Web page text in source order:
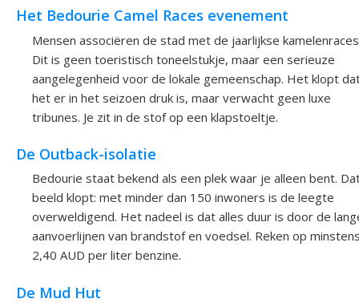
Het Bedourie Camel Races evenement
Mensen associëren de stad met de jaarlijkse
Dit is geen toeristisch toneelstukje, maar een serieuze
aangelegenheid voor de lokale gemeenschap. Het klopt
het er in het seizoen druk is, maar verwacht geen luxe
tribunes. Je zit in de stof op een klapstoeltje.
De Outback-isolatie
Bedourie staat bekend als een plek waar je alleen bent.
beeld klopt: met minder dan 150 inwoners is de leegte
overweldigend. Het nadeel is dat alles duur is door de
aanvoerlijnen van brandstof en voedsel. Reken op
2,40 AUD per liter benzine.
De Mud Hut